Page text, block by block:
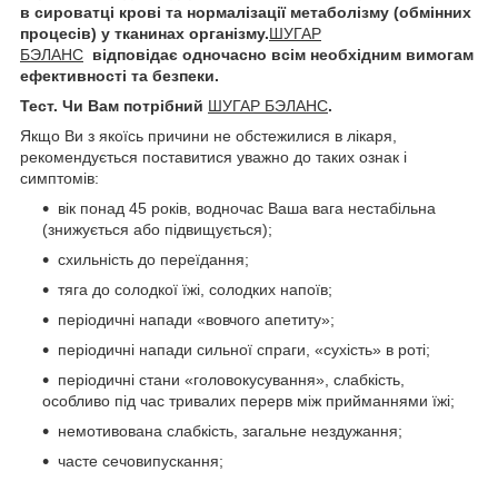
в сироватці крові та нормалізації метаболізму (обмінних
процесів) у тканинах організму.ШУГАР
БЭЛАНС відповідає одночасно всім необхідним вимогам
ефективності та безпеки.
Тест. Чи Вам потрібний ШУГАР БЭЛАНС.
Якщо Ви з якоїсь причини не обстежилися в лікаря,
рекомендується поставитися уважно до таких ознак і
симптомів:
вік понад 45 років, водночас Ваша вага нестабільна
(знижується або підвищується);
схильність до переїдання;
тяга до солодкої їжі, солодких напоїв;
періодичні напади «вовчого апетиту»;
періодичні напади сильної спраги, «сухість» в роті;
періодичні стани «головокусування», слабкість,
особливо під час тривалих перерв між прийманнями їжі;
немотивована слабкість, загальне нездужання;
часте сечовипускання;